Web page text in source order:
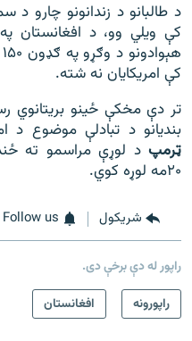
د طالبانو د زندانونو چارو
کې ویلي وو، د افغانستان
کې امریکایان نه شته.
تر دې مخکې ځینو بریتانوي
بندیانو د تبادلې موضوع
ټرمپ د لوړې مراسمو ته
۲۰مه لوړه کوي.
شريکول Follow us
راپور له دې برخې دی.
راپورونه
افغانستان